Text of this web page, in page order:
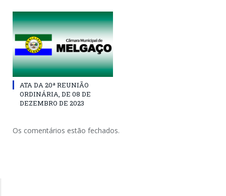
ATA DA 20ª REUNIÃO
ORDINÁRIA, DE 08 DE
DEZEMBRO DE 2023
Os comentários estão fechados.